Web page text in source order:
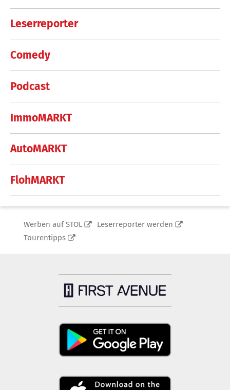
Leserreporter
Comedy
Podcast
ImmoMARKT
AutoMARKT
FlohMARKT
Werben auf STOL
Leserreporter werden
Tourentipps